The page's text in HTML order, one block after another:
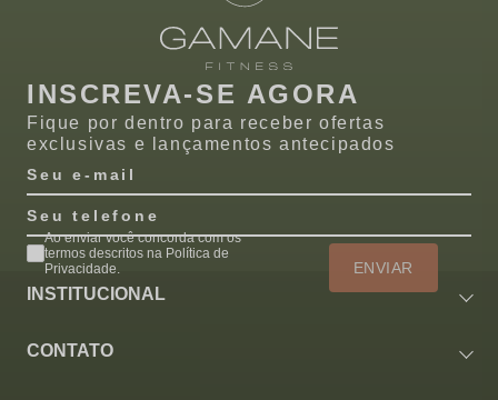
INSCREVA-SE AGORA
Fique por dentro para receber ofertas
exclusivas e lançamentos antecipados
Seu telefone
Seu e-mail
ENVIAR
Ao enviar você concorda com os
termos descritos na Política de
Privacidade.
INSTITUCIONAL
CONTATO